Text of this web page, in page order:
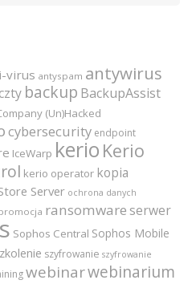
virus antyspam antywirus
backup BackupAssist
(Un)Hacked
cybersecurity endpoint
IceWarp kerio Kerio
kerio operator kopia
Server ochrona danych
ransomware serwer
Sophos Central Sophos Mobile
szyfrowanie szyfrowanie
webinarwebinarium